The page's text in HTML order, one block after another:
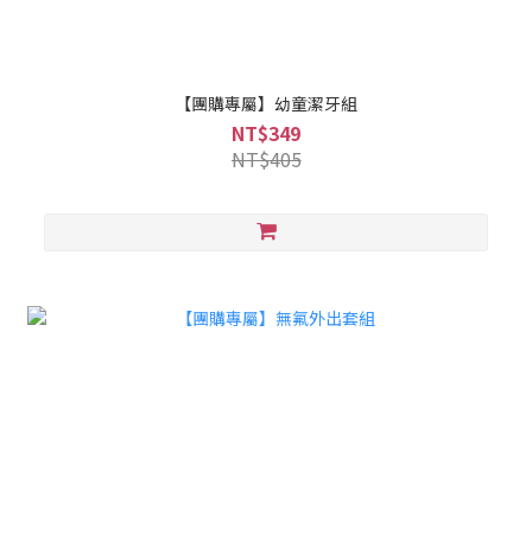
【團購專屬】幼童潔牙組
NT$349
NT$405